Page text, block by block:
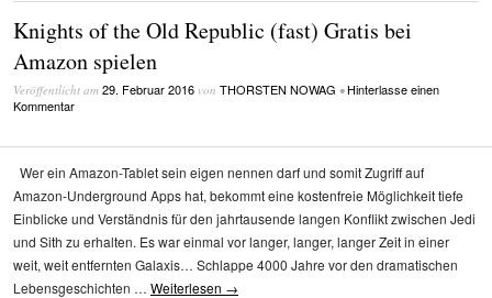
Knights of the Old Republic (fast) Gratis bei
Amazon spielen
Veröffentlicht am 29. Februar 2016 von THORSTEN NOWAG • Hinterlasse einen
Kommentar
Wer ein Amazon-Tablet sein eigen nennen darf und somit Zugriff auf
Amazon-Underground Apps hat, bekommt eine kostenfreie Möglichkeit tiefe
Einblicke und Verständnis für den jahrtausende langen Konflikt zwischen Jedi
und Sith zu erhalten. Es war einmal vor langer, langer, langer Zeit in einer
weit, weit entfernten Galaxis… Schlappe 4000 Jahre vor den dramatischen
Lebensgeschichten … Weiterlesen →